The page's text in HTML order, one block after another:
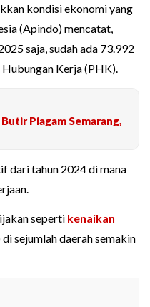
kondisi ekonomi yang
(Apindo) mencatat,
saja, sudah ada 73.992
Kerja (PHK).
Piagam Semarang,
dari tahun 2024 di mana
seperti kenaikan
sejumlah daerah semakin